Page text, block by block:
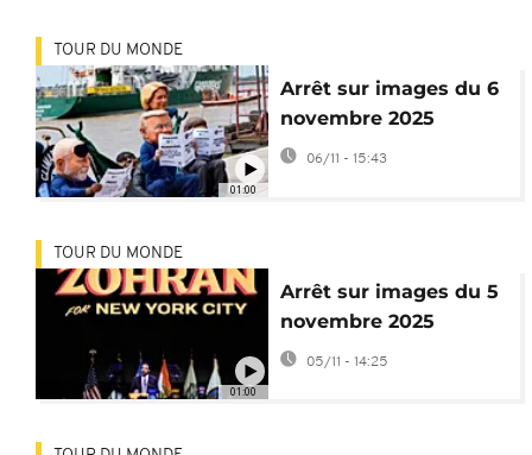
01:00
TOUR DU MONDE
Arrêt sur images du 6
novembre 2025
06/11 - 15:43
01:00
TOUR DU MONDE
Arrêt sur images du 5
novembre 2025
05/11 - 14:25